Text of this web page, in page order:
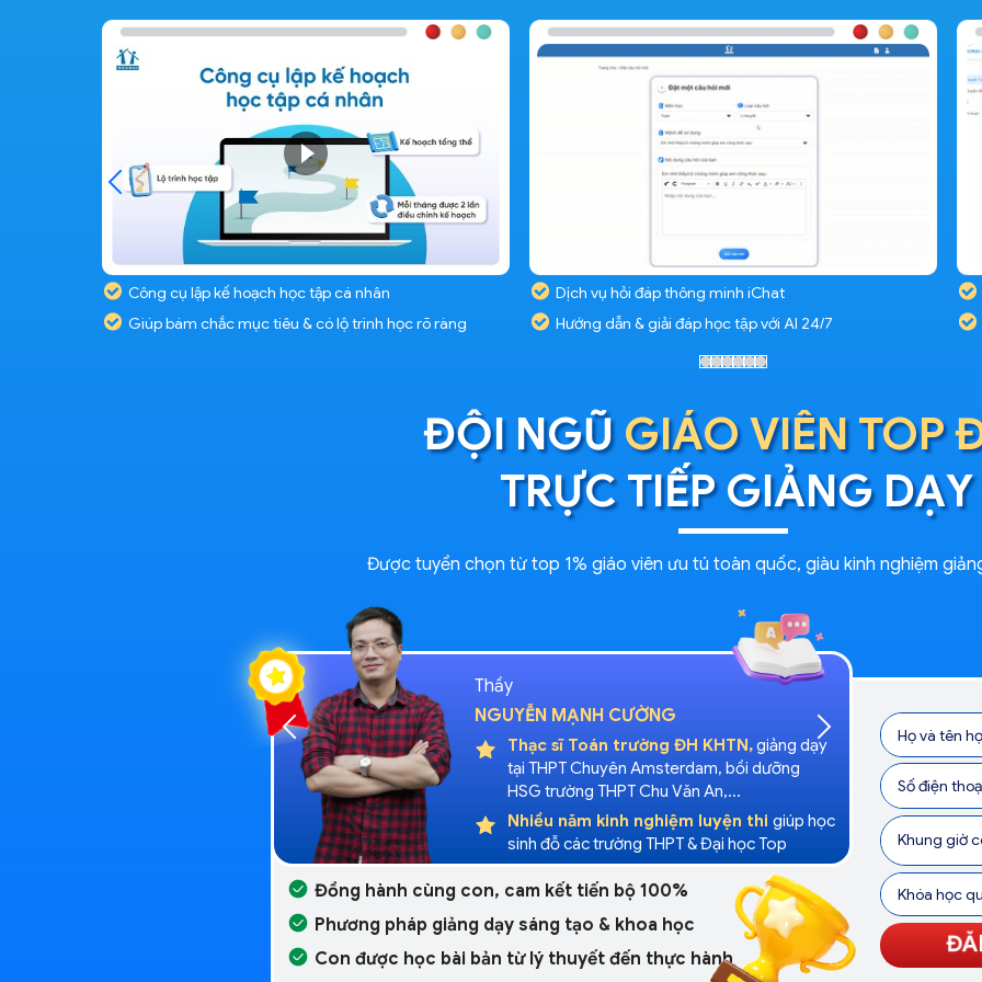
Công cụ lập kế hoạch học tập cá nhân
Giúp bám chắc mục tiêu & có lộ trình học rõ ràng
Dịch vụ hỏi đáp thông minh iChat
Hướng dẫn & giải đáp học tập với AI 24/7
ĐỘI NGŨ GIÁO VIÊN TOP
TRỰC TIẾP GIẢNG DẠY
Được tuyển chọn từ top 1% giáo viên ưu tú toàn quốc, giàu kinh nghiệm
Đồng hành cùng con, cam kết tiến bộ 100%
Phương pháp giảng dạy sáng tạo & khoa học
Con được học bài bản từ lý thuyết đến thực hành
Thầy
NGUYỄN MẠNH CƯỜNG
Thạc sĩ Toán trường ĐH KHTN,giảng dạy
tại THPT Chuyên Amsterdam, bồi dưỡng
HSG trường THPT Chu Văn An,...
Nhiều năm kinh nghiệm luyện thi giúp học
sinh đỗ các trường THPT & Đại học Top